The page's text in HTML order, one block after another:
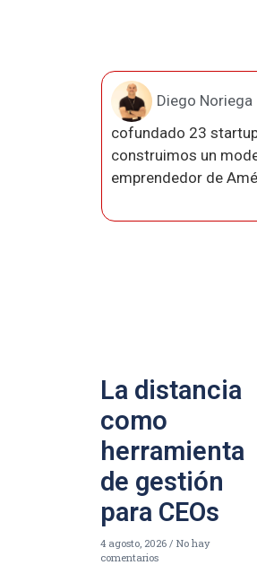
Diego Noriega
cofundado 23
construimos un
emprendedor de
La distancia
como
herramienta
de gestión
para CEOs
4 agosto, 2026
No hay
comentarios